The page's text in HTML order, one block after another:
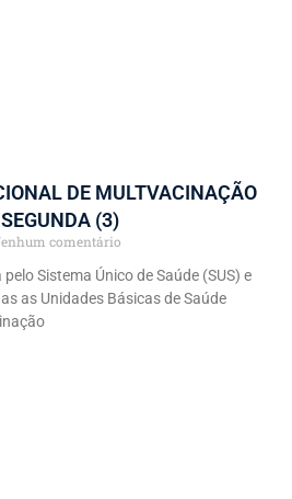
DE MULTVACINAÇÃO
(3)
comentário
Sistema Único de Saúde (SUS) e
as Unidades Básicas de Saúde